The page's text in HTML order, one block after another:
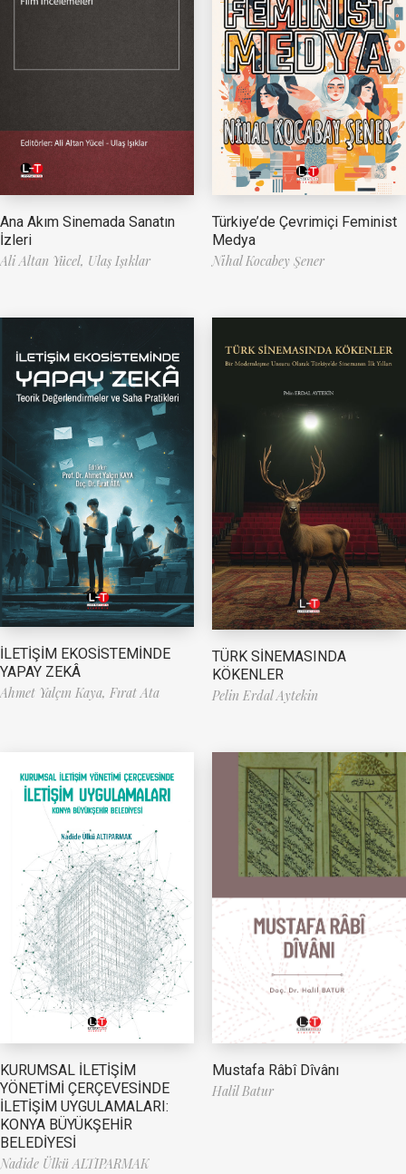
Ana Akım Sinemada Sanatın
İzleri
Ali Altan Yücel, Ulaş Işıklar
Türkiye’de Çevrimiçi Feminist
Medya
Nihal Kocabey Şener
İLETİŞİM EKOSİSTEMİNDE
YAPAY ZEKÂ
Ahmet Yalçın Kaya, Fırat Ata
TÜRK SİNEMASINDA
KÖKENLER
Pelin Erdal Aytekin
KURUMSAL İLETİŞİM
YÖNETİMİ ÇERÇEVESİNDE
İLETİŞİM UYGULAMALARI:
KONYA BÜYÜKŞEHİR
BELEDİYESİ
Nadide Ülkü ALTIPARMAK
Mustafa Râbî Dîvânı
Halil Batur